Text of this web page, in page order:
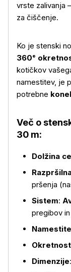
Več o izdelku
vrste zalivanja
za čiščenje.
Ko je stenski
360°
kotičkov
namestitev, je
potrebne
Več o
30 m:
Dolžina
pršenja
Sistem:
pregibov
Okretnost
Dimenzije